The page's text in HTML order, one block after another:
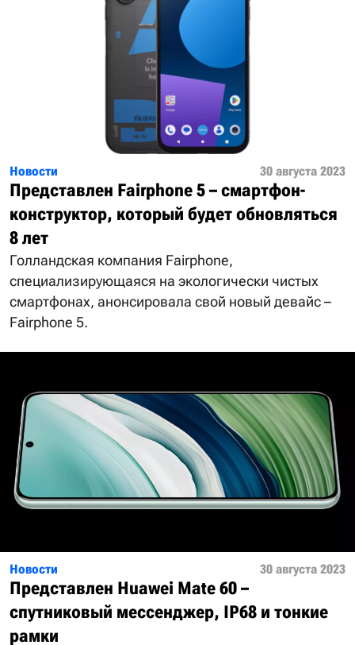
Новости 30 августа 2023
Представлен Fairphone 5 – смартфон-
конструктор, который будет обновляться
8 лет
Голландская компания Fairphone,
специализирующаяся на экологически чистых
смартфонах, анонсировала свой новый девайс –
Fairphone 5.
Новости 30 августа 2023
Представлен Huawei Mate 60 –
спутниковый мессенджер, IP68 и тонкие
рамки